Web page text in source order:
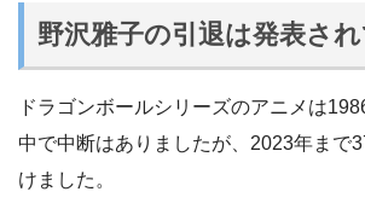
野沢雅子の引退は発表され
ドラゴンボールシリーズのアニメは
中で中断はありましたが、2023年まで
けました。